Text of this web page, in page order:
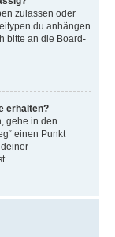
zulassen oder
du anhängen
bitte an die Board-
erhalten?
gehe in den
einen Punkt